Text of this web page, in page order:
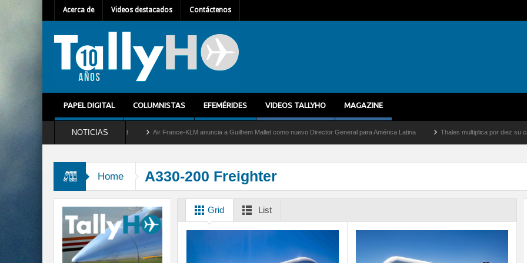
Acerca de Videos destacados Contáctenos
PAPEL DIGITAL COLUMNISTAS EFEMÉRIDES VIDEOS TALLYHO MAGAZINE
NOTICIAS
del servicio al C-2 Greyhound Air France-KLM anuncia a Guilhem Mallet como nuevo Director General para América Latina Thales multiplica por diez su
Home A330-200 Freighter
Grid List